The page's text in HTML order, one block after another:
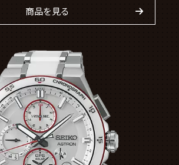
商品を見る